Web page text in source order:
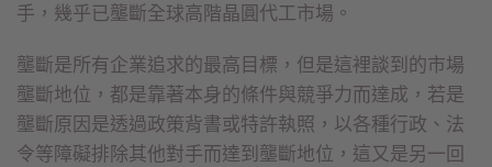
手，幾乎已壟斷全球高階晶圓代工市場。
壟斷是所有企業追求的最高目標，但是這裡談到的市場
壟斷地位，都是靠著本身的條件與競爭力而達成，若是
壟斷原因是透過政策背書或特許執照，以各種行政、法
令等障礙排除其他對手而達到壟斷地位，這又是另一回